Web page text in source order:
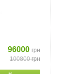
96000 грн
100800грн